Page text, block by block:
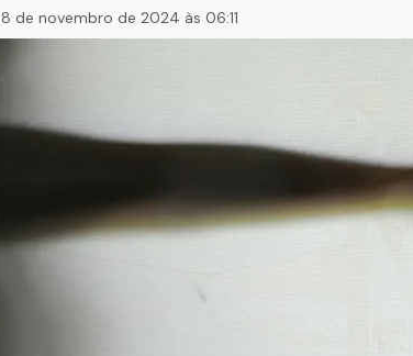
8 de novembro de 2024 às 06:11